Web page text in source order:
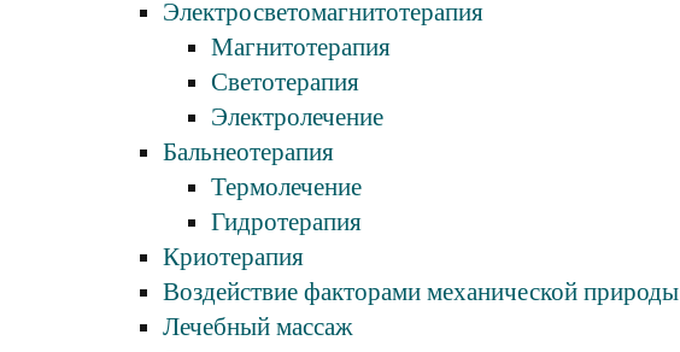
Электросветомагнитотерапия
Магнитотерапия
Светотерапия
Электролечение
Бальнеотерапия
Термолечение
Гидротерапия
Криотерапия
Воздействие факторами механической природы
Лечебный массаж